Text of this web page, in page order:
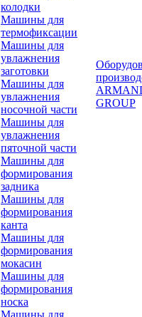
колодки
Машины для
термофиксации
Машины для
увлажнения
заготовки
Машины для
увлажнения
носочной части
Машины для
увлажнения
пяточной части
Машины для
формирования
задника
Машины для
формирования
канта
Машины для
формирования
мокасин
Машины для
формирования
носка
Машины для
GROUP